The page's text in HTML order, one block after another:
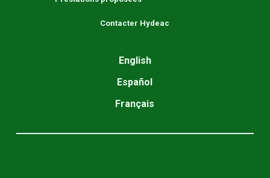
Contacter Hydeac
English
Español
Français